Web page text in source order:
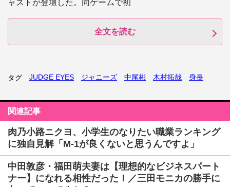
ャストが登壇した。同ゲームで初
全文を読む
タグ JUDGE EYES ジャニーズ 中尾彬 木村拓哉 身長
関連記事
肉乃小路ニクヨ、小学生のなりたい職業ランキング
に独自見解「M-1が良くないと思うんですよ」
中田敦彦・福田萌夫妻は【理想的なビジネスパート
ナー】になれる相性だった！／三田モニカの勝手に